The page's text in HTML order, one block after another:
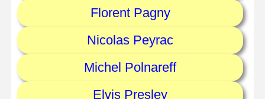
Florent Pagny
Nicolas Peyrac
Michel Polnareff
Elvis Presley